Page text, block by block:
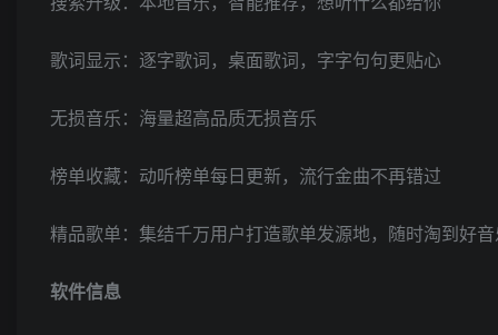
歌词显示：逐字歌词，桌面歌词，字字句句更贴心
无损音乐：海量超高品质无损音乐
榜单收藏：动听榜单每日更新，流行金曲不再错过
精品歌单：集结千万用户打造歌单发源地，随时淘到好
软件信息